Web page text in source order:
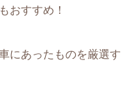
おすすめ！
にあったものを厳選す